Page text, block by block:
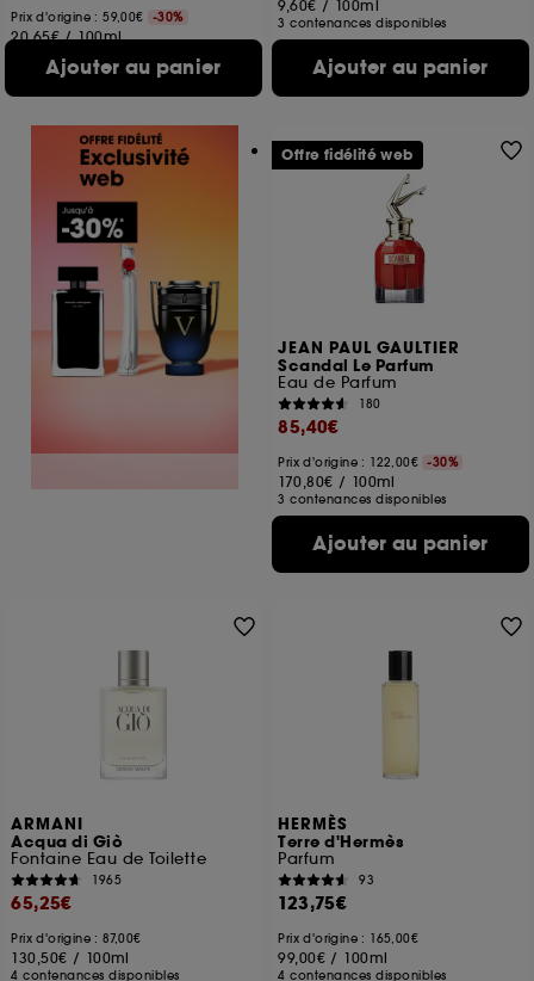
Prix d'origine : 59,00€ -30%
20,65€ /100ml
Ajouter au panier
9,60€ / 100ml
3 contenances disponibles
Ajouter au panier
JEAN PAUL GAULTIER
Scandal Le Parfum
Eau de Parfum
180
85,40€
Prix d'origine : 122,00€ -30%
170,80€ / 100ml
3 contenances disponibles
Ajouter au panier
Offre fidélité web
ARMANI
Acqua di Giò
Fontaine Eau de Toilette
1965
65,25€
Prix d'origine : 87,00€
130,50€ / 100ml
4 contenances disponibles
HERMÈS
Terre d'Hermès
Parfum
93
123,75€
Prix d'origine : 165,00€
99,00€ / 100ml
4 contenances disponibles